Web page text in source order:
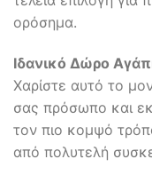
ορόσημα.
Ιδανικό Δώρο
Χαρίστε αυτό το
σας πρόσωπο και
τον πιο κομψό
από πολυτελή